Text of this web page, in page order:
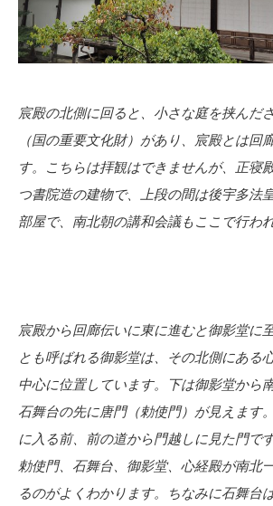
宸殿の北側に回ると、小さな庭を挟んだ
（国の重要文化財）があり、宸殿とは回
す。こちらは拝観はできませんが、正寝
つ書院造の建物で、上段の間は後宇多法
部屋で、南北朝の講和会議もここで行わ
宸殿から回廊伝いに東に進むと御影堂に
とも呼ばれる御影堂は、その北側にある
中心に位置しています。下は御影堂から
石舞台の先に唐門（勅使門）が見えます
に入る前、前の道から門越しに見た門で
勅使門、石舞台、御影堂、心経殿が南北
るのがよくわかります。ちなみに石舞台